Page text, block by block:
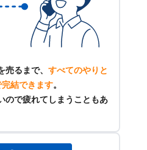
るまで、 すべてのやりと
結できます。
ので疲れてしまうこともあ